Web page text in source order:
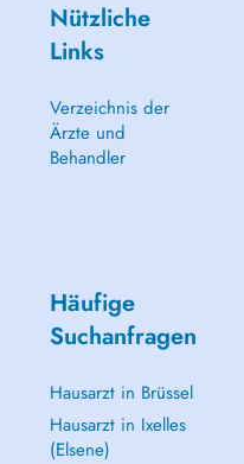
Nützliche
Links
Verzeichnis der
Ärzte und
Behandler
Häufige
Suchanfragen
Hausarzt in Brüssel
Hausarzt in Ixelles
(Elsene)